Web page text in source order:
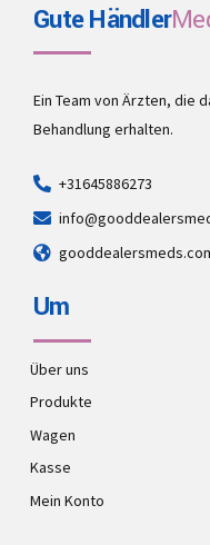
Gute Händler
Ein Team von Ärzten, die
Behandlung erhalten.
+31645886273
Um
Über uns
Produkte
Wagen
Kasse
Mein Konto